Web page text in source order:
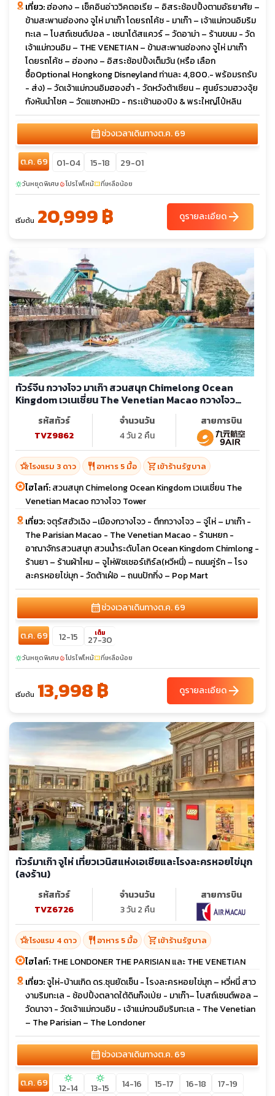
เที่ยว:ฮ่องกง – เช็คอินอ่าววิคตอเรีย – อิสระช้อปปิ้งตามอัธยาศัย –
ข้ามสะพานฮ่องกง จูไห่ มาเก๊า โดยรถโค้ช - มาเก๊า – เจ้าแม่กวนอิมริม
ทะเล – โบสถ์เซนต์ปอล - เซนาโด้สแควร์ – วัดอาม่า – ร้านขนม - วัด
เจ้าแม่กวนอิม – THE VENETIAN – ข้ามสะพานฮ่องกง จูไห่ มาเก๊า
โดยรถโค้ช – ฮ่องกง – อิสระช้อปปิ้งเต็มวัน (หรือ เลือก
ซื้อOptional Hongkong Disneyland ท่านละ 4,800.- พร้อมรถรับ
- ส่ง) – วัดเจ้าแม่กวนอิมฮองฮำ - วัดหวังต้าเซียน – ศูนย์รวมฮวงจุ้ย
กังหันนำโชค – วัดแชกงหมิว - กระเช้านองปิง & พระใหญ่โป๋หลิน
calendar_monthช่วงเวลาเดินทางต.ค. 69
ต.ค. 69 01-04 15-18 29-01
sunnyวันหยุดพิเศษlocal_fire_departmentโปรไฟไหม้confirmation_numberที่เหลือน้อย
เริ่มต้น 20,999 ฿ ดูรายละเอียดarrow_forward
ทัวร์จีน กวางโจว มาเก๊า สวนสนุก Chimelong Ocean
Kingdom เวเนเชี่ยน The Venetian Macao กวางโจว
รหัสทัวร์
TVZ9862
จำนวนวัน
4 วัน 2 คืน
สายการบิน
hotel_classโรงแรม 3 ดาว restaurant อาหาร 5 มื้อ shopping_cartเข้าร้านรัฐบาล
ไฮไลท์:สวนสนุก Chimelong Ocean Kingdom เวเนเชี่ยน The
Venetian Macao กวางโจว Tower
เที่ยว:จตุรัสฮัวเฉิง –เมืองกวางโจว - ตึกกวางโจว – จู่ไห่ – มาเก๊า -
The Parisian Macao - The Venetian Macao - ร้านหยก -
อาณาจักรสวนสนุก สวนน้ำระดับโลก Ocean Kingdom Chimlong -
ร้านยา – ร้านผ้าไหม – จูไห่ฟิชเชอร์เกิร์ล(หวีหนี่) – ถนนคู่รัก – โรง
ละครหอยไข่มุก - วัดต้าเฝ๋อ – ถนนปักกิ่ง – Pop Mart
calendar_monthช่วงเวลาเดินทางต.ค. 69
ต.ค. 69 12-15 เต็ม
27-30
sunnyวันหยุดพิเศษlocal_fire_departmentโปรไฟไหม้confirmation_numberที่เหลือน้อย
เริ่มต้น 13,998 ฿ ดูรายละเอียดarrow_forward
ทัวร์มาเก๊า จูไห่ เที่ยวเวนิสแห่งเอเชียและโรงละครหอยไข่มุก
(ลงร้าน)
รหัสทัวร์
TVZ6726
จำนวนวัน
3 วัน 2 คืน
สายการบิน
hotel_classโรงแรม 4 ดาว restaurant อาหาร 5 มื้อ shopping_cartเข้าร้านรัฐบาล
ไฮไลท์:THE LONDONER THE PARISIAN และ THE VENETIAN
เที่ยว:จูไห่-บ้านเกิด ดร.ซุนยัดเซ็น - โรงละครหอยไข่มุก – หวี่หนี่ สาว
งามริมทะเล - ช้อปปิ้งตลาดใต้ดินก๊งเป่ย - มาเก๊า– โบสถ์เซนต์พอล –
วัดนาจา - วัดเจ้าแม่กวนอิม - เจ้าแม่กวนอิมริมทะเล - The Venetian
– The Parisian – The Londoner
calendar_monthช่วงเวลาเดินทางต.ค. 69
ต.ค. 69 sunny
12-14
sunny
13-15 14-16 15-17 16-18 17-19